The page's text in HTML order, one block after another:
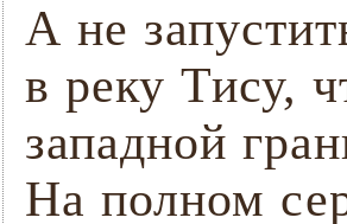
А не
в реку Тису,
западной
На полном